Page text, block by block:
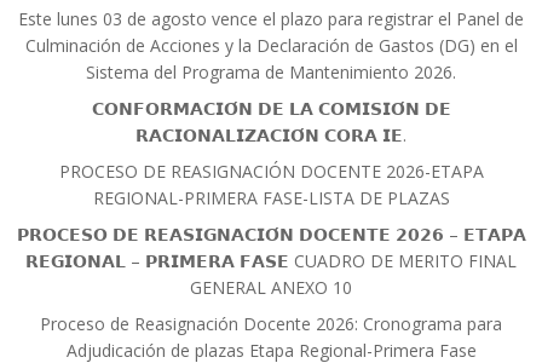
Este lunes 03 de agosto vence el plazo para registrar el Panel de
Culminación de Acciones y la Declaración de Gastos (DG) en el
Sistema del Programa de Mantenimiento 2026.
𝗖𝗢𝗡𝗙𝗢𝗥𝗠𝗔𝗖𝗜𝗢́𝗡 𝗗𝗘 𝗟𝗔 𝗖𝗢𝗠𝗜𝗦𝗜𝗢́𝗡 𝗗𝗘
𝗥𝗔𝗖𝗜𝗢𝗡𝗔𝗟𝗜𝗭𝗔𝗖𝗜𝗢́𝗡 𝗖𝗢𝗥𝗔 𝗜𝗘.
PROCESO DE REASIGNACIÓN DOCENTE 2026-ETAPA
REGIONAL-PRIMERA FASE-LISTA DE PLAZAS
𝗣𝗥𝗢𝗖𝗘𝗦𝗢 𝗗𝗘 𝗥𝗘𝗔𝗦𝗜𝗚𝗡𝗔𝗖𝗜𝗢́𝗡 𝗗𝗢𝗖𝗘𝗡𝗧𝗘 𝟮𝟬𝟮𝟲 – 𝗘𝗧𝗔𝗣𝗔
𝗥𝗘𝗚𝗜𝗢𝗡𝗔𝗟 – 𝗣𝗥𝗜𝗠𝗘𝗥𝗔 𝗙𝗔𝗦𝗘 CUADRO DE MERITO FINAL
GENERAL ANEXO 10
Proceso de Reasignación Docente 2026: Cronograma para
Adjudicación de plazas Etapa Regional-Primera Fase